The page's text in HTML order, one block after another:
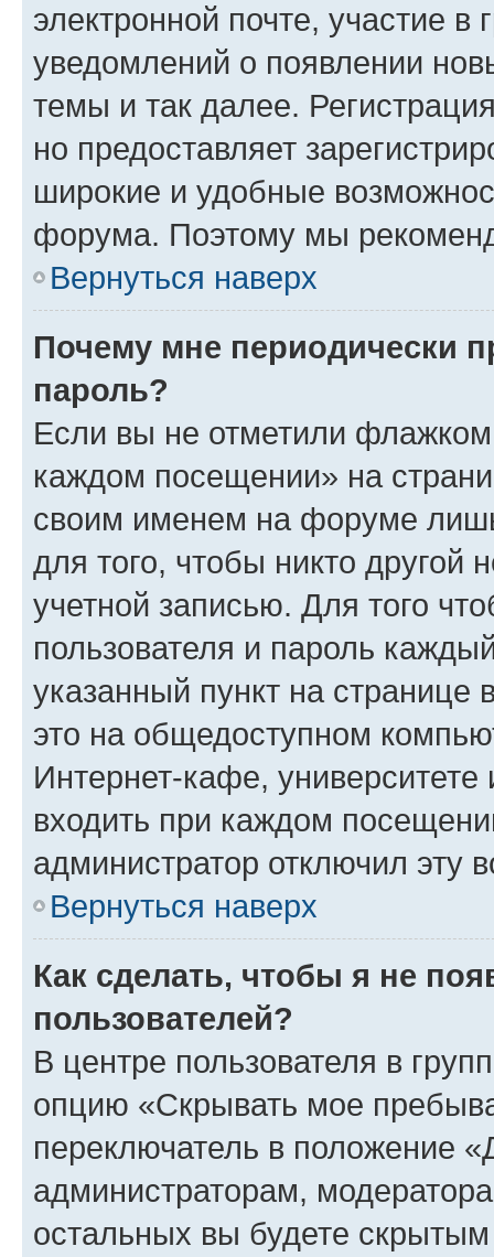
электронной почте, участие в
уведомлений о появлении
темы и так далее.
но предоставляет
широкие и удобные
форума. Поэтому мы
Вернуться наверх
Почему мне периодически
пароль?
Если вы не отметили флажком
каждом посещении» на
своим именем на форуме
для того, чтобы никто другой
учетной записью. Для того
пользователя и пароль
указанный пункт на
это на общедоступном
Интернет-кафе, университете
входить при каждом
администратор отключил эту
Вернуться наверх
Как сделать, чтобы я не
пользователей?
В центре пользователя в
опцию «Скрывать мое
переключатель в положение
администраторам,
остальных вы будете